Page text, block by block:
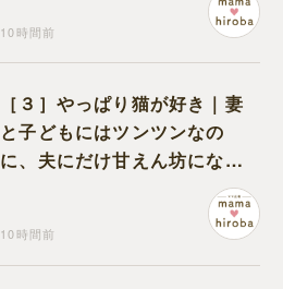
10時間前
［３］やっぱり猫が好き｜妻
と子どもにはツンツンなの
に、夫にだけ甘えん坊になる
10時間前